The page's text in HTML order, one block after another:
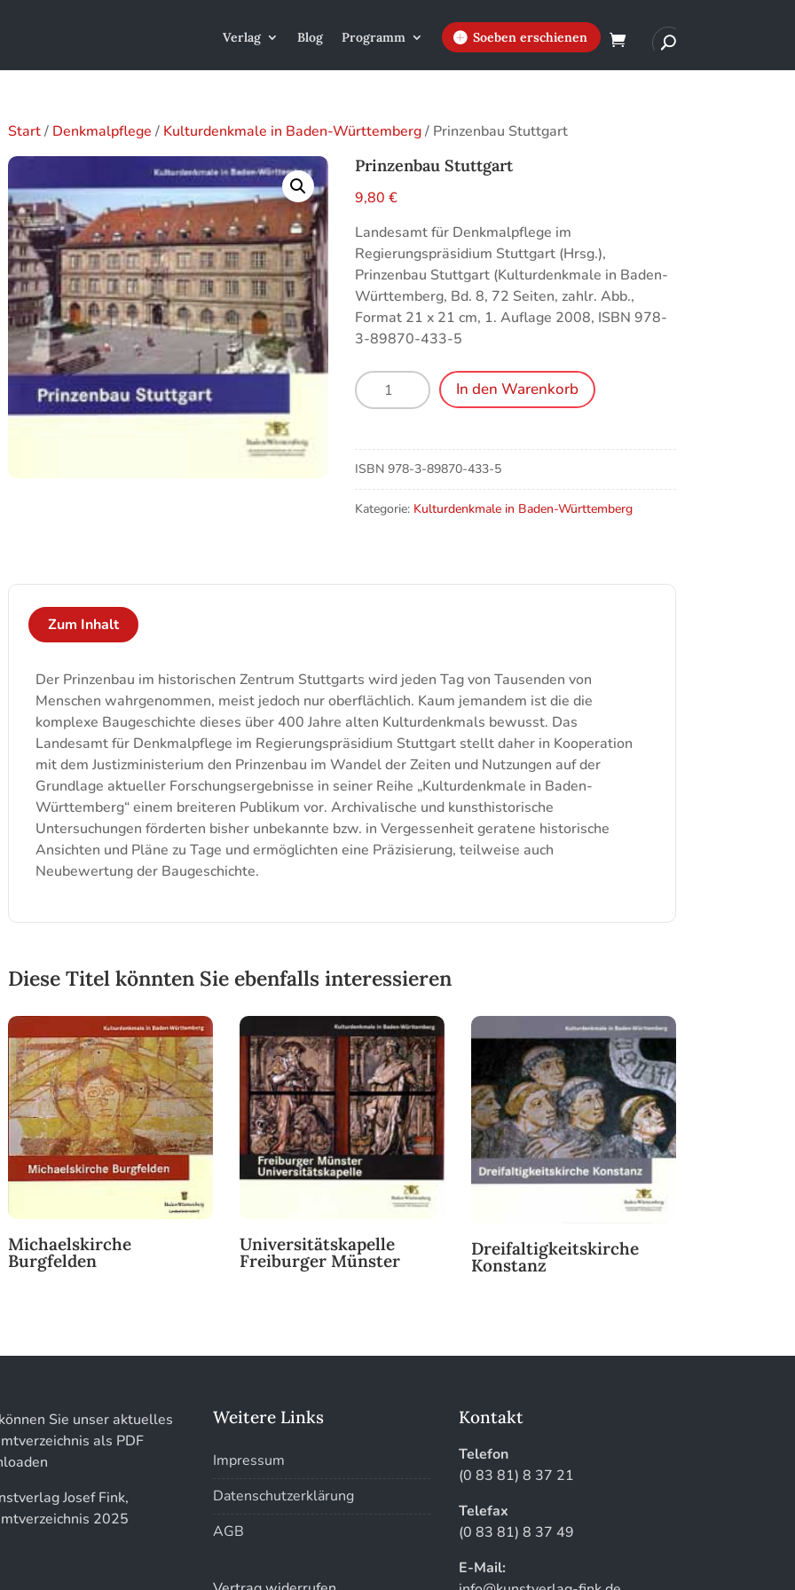
Verlag Blog Programm Soeben erschienen
Start/ Denkmalpflege / Kulturdenkmale in Baden-Württemberg/ Prinzenbau Stuttgart
Prinzenbau Stuttgart
9,80€
Landesamt für Denkmalpflege im
Regierungspräsidium Stuttgart (Hrsg.),
Prinzenbau Stuttgart (Kulturdenkmale in Baden-
Württemberg, Bd. 8, 72 Seiten, zahlr. Abb.,
Format 21 x 21 cm, 1. Auflage 2008, ISBN 978-
3-89870-433-5
Prinzenbau
Stuttgart
In den Warenkorb
ISBN978-3-89870-433-5
Kategorie: Kulturdenkmale in Baden-Württemberg
Zum Inhalt
Der Prinzenbau im historischen Zentrum Stuttgarts wird jeden Tag von Tausenden von
Menschen wahrgenommen, meist jedoch nur oberflächlich. Kaum jemandem ist die die
komplexe Baugeschichte dieses über 400 Jahre alten Kulturdenkmals bewusst. Das
Landesamt für Denkmalpflege im Regierungspräsidium Stuttgart stellt daher in Kooperation
mit dem Justizministerium den Prinzenbau im Wandel der Zeiten und Nutzungen auf der
Grundlage aktueller Forschungsergebnisse in seiner Reihe „Kulturdenkmale in Baden-
Württemberg“ einem breiteren Publikum vor. Archivalische und kunsthistorische
Untersuchungen förderten bisher unbekannte bzw. in Vergessenheit geratene historische
Ansichten und Pläne zu Tage und ermöglichten eine Präzisierung, teilweise auch
Neubewertung der Baugeschichte.
Diese Titel könnten Sie ebenfalls interessieren
Michaelskirche
Burgfelden
Universitätskapelle
Freiburger Münster
Dreifaltigkeitskirche
Konstanz
können Sie unser aktuelles
als PDF
Weitere Links
Impressum
Datenschutzerklärung
AGB
Kontakt
Telefon
(0 83 81) 8 37 21
Telefax
(0 83 81) 8 37 49
E-Mail: